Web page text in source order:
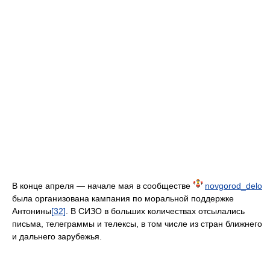
В конце апреля — начале мая в сообществе
novgorod_delo
была организована кампания по моральной поддержке
Антонины[32] . В СИЗО в больших количествах отсылались
письма, телеграммы и телексы, в том числе из стран ближнего
и дальнего зарубежья.